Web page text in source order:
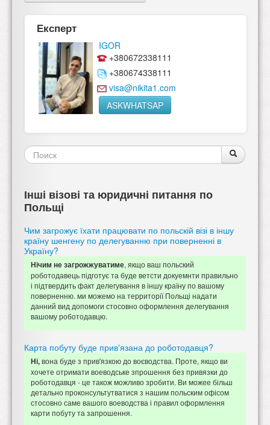
Експерт
IGOR
+380672338111
+380674338111
visa@nikita1.com
ASKWHATSAP
Форма
поиска
Поиск
Інші візові та юридичні питання по
Польщі
Чим загрожує їхати працювати по польскій візі в іншу
країну шенгену по делегуванню при поверненні в
Україну?
Нічим не загрожжуватиме, якщо ваш польский
роботодавець підготує та буде ветсти докуемнти правильно
і підтвердить факт делегування в іншу країну по вашому
поверненню. ми можемо на территорії Польщі надати
данний вид допомоги стосовно оформлення делегування
вашому роботодавцю.
Карта побуту буде прив'язана до роботодавця?
Ні,вона буде з прив'язкою до воєводства. Проте, якщо ви
хочете отримати воеводське зпрошення без привязки до
роботодавця - це також можливо зробити. Ви можее більш
детально проконсультутватися з нашим польским офісом
стосовно саме вашого воеводства і правил оформлення
карти побуту та запрошення.